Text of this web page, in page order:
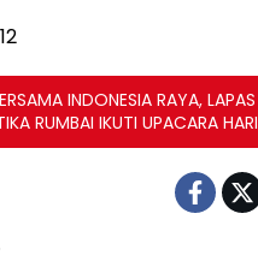
INDONESIA RAYA, LAPAS
RUMBAI IKUTI UPACARA HARI
PEMUDA DI KANWIL